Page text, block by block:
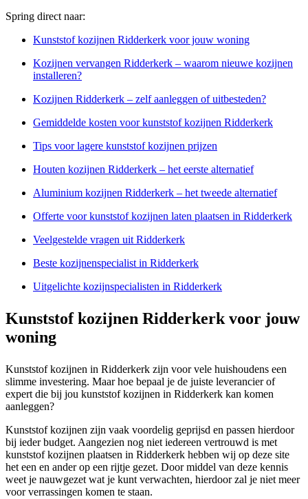
Spring direct naar:
Kunststof kozijnen Ridderkerk voor jouw woning
Kozijnen vervangen Ridderkerk – waarom nieuwe kozijnen
installeren?
Kozijnen Ridderkerk – zelf aanleggen of uitbesteden?
Gemiddelde kosten voor kunststof kozijnen Ridderkerk
Tips voor lagere kunststof kozijnen prijzen
Houten kozijnen Ridderkerk – het eerste alternatief
Aluminium kozijnen Ridderkerk – het tweede alternatief
Offerte voor kunststof kozijnen laten plaatsen in Ridderkerk
Veelgestelde vragen uit Ridderkerk
Beste kozijnenspecialist in Ridderkerk
Uitgelichte kozijnspecialisten in Ridderkerk
Kunststof kozijnen Ridderkerk voor jouw
woning
Kunststof kozijnen in Ridderkerk zijn voor vele huishoudens een
slimme investering. Maar hoe bepaal je de juiste leverancier of
expert die bij jou kunststof kozijnen in Ridderkerk kan komen
aanleggen?
Kunststof kozijnen zijn vaak voordelig geprijsd en passen hierdoor
bij ieder budget. Aangezien nog niet iedereen vertrouwd is met
kunststof kozijnen plaatsen in Ridderkerk hebben wij op deze site
het een en ander op een rijtje gezet. Door middel van deze kennis
weet je nauwgezet wat je kunt verwachten, hierdoor zal je niet meer
voor verrassingen komen te staan.